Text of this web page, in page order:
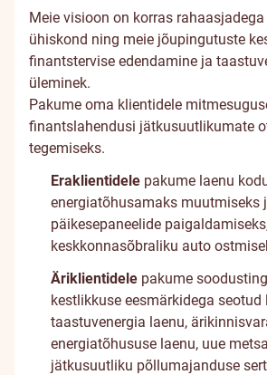
Meie visioon on korras
ühiskond ning meie jõupingutuste
finantstervise edendamine ja
üleminek.
Pakume oma klientidele
finantslahendusi jätkusuutlikumate
tegemiseks.
Eraklientidele pakume laenu
energiatõhusamaks muutmiseks
päikesepaneelide
keskkonnasõbraliku auto
Äriklientidele pakume
kestlikkuse eesmärkidega seotud
taastuvenergia laenu,
energiatõhususe laenu, uue
jätkusuutliku põllumajanduse